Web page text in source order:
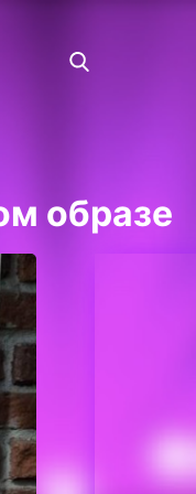
образе